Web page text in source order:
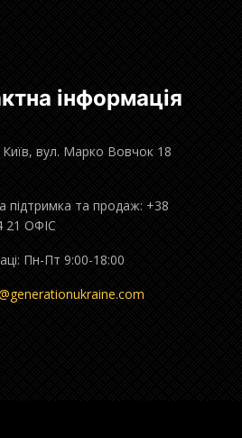
інформація
вул. Марко Вовчок 18
підтримка та продаж: +38
21 ОФІС
Пн-Пт 9:00-18:00